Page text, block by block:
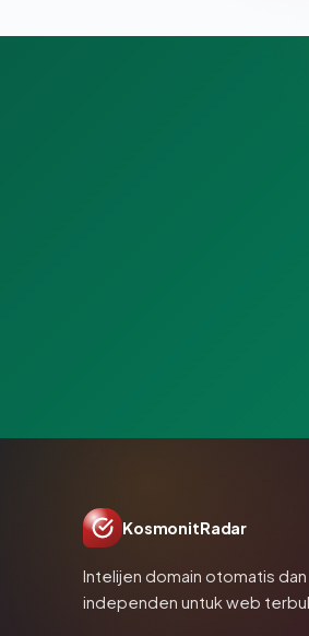
KosmonitRadar
Intelijen domain otomatis dan
independen untuk web